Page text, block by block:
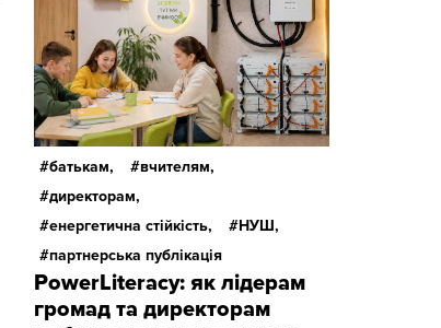
батькам,
вчителям,
директорам,
енергетична стійкість,
НУШ,
партнерська публікація
PowerLiteracy: як лідерам
громад та директорам